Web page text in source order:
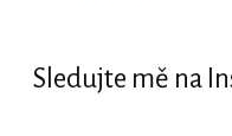
Sledujte mě na